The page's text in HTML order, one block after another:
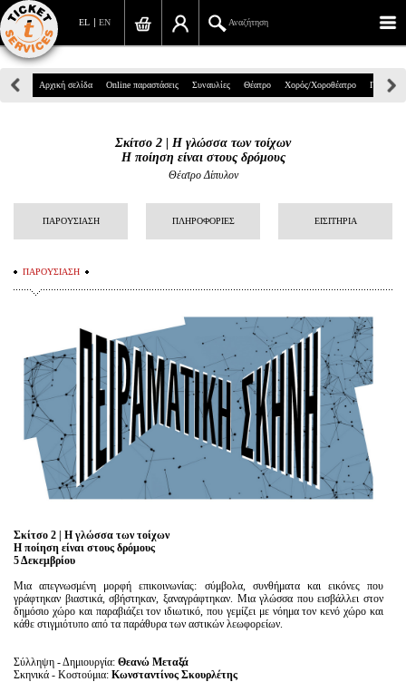
EN
EL Αναζήτηση
Πανεπιστημίου 39, Αθήνα
info@ticketservices.gr
Σύνδεση/Εγγραφή
Προσωπικά Δεδομένα
Πληροφορίες
Είσοδος διαχειριστή
Αρχική σελίδα Online παραστάσεις Συναυλίες Θέατρο Χορός/Χοροθέατρο Παιδικά
Σκίτσο 2 | Η γλώσσα των τοίχων
Η ποίηση είναι στους δρόμους
Θέατρο Δίπυλον
ΠΑΡΟΥΣΙΑΣΗ ΠΛΗΡΟΦΟΡΙΕΣ ΕΙΣΙΤΗΡΙΑ
ΠΑΡΟΥΣΙΑΣΗ
Σκίτσο 2 | Η γλώσσα των τοίχων
Η ποίηση είναι στους δρόμους
5 Δεκεμβρίου
Μια απεγνωσμένη μορφή επικοινωνίας: σύμβολα, συνθήματα και εικόνες που
γράφτηκαν βιαστικά, σβήστηκαν, ξαναγράφτηκαν. Μια γλώσσα που εισβάλλει στον
δημόσιο χώρο και παραβιάζει τον ιδιωτικό, που γεμίζει με νόημα τον κενό χώρο και
κάθε στιγμιότυπο από τα παράθυρα των αστικών λεωφορείων.
Σύλληψη - Δημιουργία: Θεανώ Μεταξά
Σκηνικά - Κοστούμια: Κωνσταντίνος Σκουρλέτης